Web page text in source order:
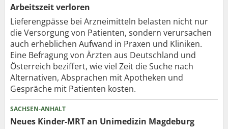
Arbeitszeit verloren
Lieferengpässe bei Arzneimitteln belasten nicht nur
die Versorgung von Patienten, sondern verursachen
auch erheblichen Aufwand in Praxen und Kliniken.
Eine Befragung von Ärzten aus Deutschland und
Österreich beziffert, wie viel Zeit die Suche nach
Alternativen, Absprachen mit Apotheken und
Gespräche mit Patienten kosten.
SACHSEN-ANHALT
Neues Kinder-MRT an Unimedizin Magdeburg